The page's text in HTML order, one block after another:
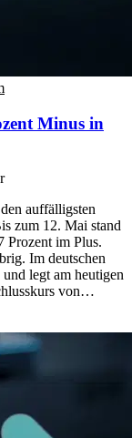
Minus in
auffälligsten
zum 12. Mai stand
Prozent im Plus.
Im deutschen
legt am heutigen
von…